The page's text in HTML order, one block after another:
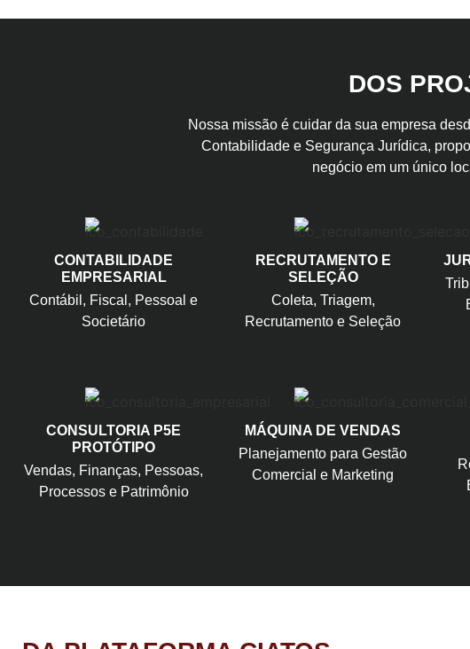
DOS
Nossa missão é cuidar da sua empresa
Contabilidade e Segurança Jurídica,
negócio em um único
CONTABILIDADE
EMPRESARIAL
Contábil, Fiscal, Pessoal e
Societário
RECRUTAMENTO E
SELEÇÃO
Coleta, Triagem,
Recrutamento e Seleção
CONSULTORIA P5E
PROTÓTIPO
Vendas, Finanças, Pessoas,
Processos e Patrimônio
MÁQUINA DE VENDAS
Planejamento para Gestão
Comercial e Marketing